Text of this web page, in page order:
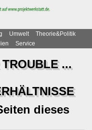
Umwelt
Theorie&Politik
Service
...
dieses